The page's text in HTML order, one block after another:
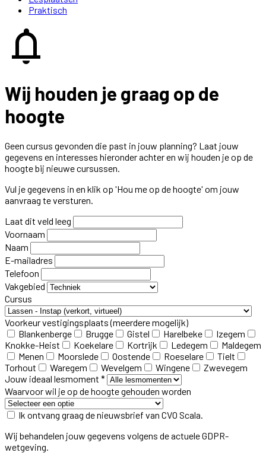
Praktisch
notifications
Wij houden je graag op de
hoogte
Geen cursus gevonden die past in jouw planning? Laat jouw
gegevens en interesses hieronder achter en wij houden je op de
hoogte bij nieuwe cursussen.
Vul je gegevens in en klik op 'Hou me op de hoogte' om jouw
aanvraag te versturen.
Laat dit veld leeg
Voornaam
Naam
E-mailadres
Telefoon
Vakgebied
Cursus
Voorkeur vestigingsplaats(meerdere mogelijk)
Blankenberge
Brugge Gistel Harelbeke
Izegem
Knokke-Heist
Koekelare Kortrijk Ledegem
Maldegem
Menen
Moorslede Oostende Roeselare
Tielt
Torhout
Waregem Wevelgem Wingene
Zwevegem
Jouw ideaal lesmoment *
Waarvoor wil je op de hoogte gehouden worden
Ik ontvang graag de nieuwsbrief van CVO Scala.
Wij behandelen jouw gegevens volgens de actuele GDPR-
wetgeving.